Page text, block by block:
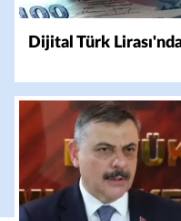
Dijital Türk